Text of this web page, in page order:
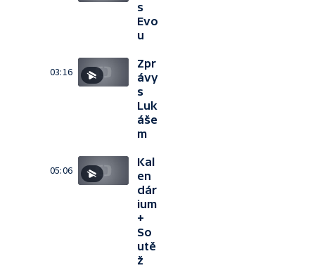
s
Evo
u
03:16
Zpr
ávy
s
Luk
áše
m
05:06
Kal
en
dár
ium
+
So
utě
ž